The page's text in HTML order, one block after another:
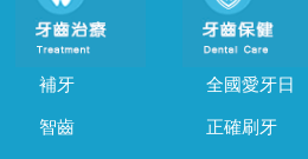
補牙
智齒
全國愛牙日
正確刷牙